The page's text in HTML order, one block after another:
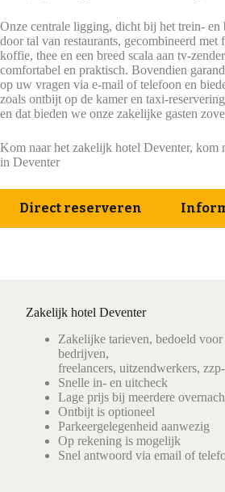
Onze centrale ligging, dicht bij het trein- en
door tal van restaurants, gecombineerd met
koffie, thee en een breed scala aan tv-
comfortabel en praktisch. Bovendien
op uw vragen via e-mail of telefoon en
zoals ontbijt op de kamer en taxi-
en dat bieden we onze zakelijke gasten
Kom naar het zakelijk hotel Deventer, kom
in Deventer
Direct reserveren
Zakelijk hotel Deventer
Zakelijke tarieven, bedoeld
bedrijven,
freelancers, uitzendwerkers,
Snelle in- en uitcheck
Lage prijs bij meerdere
Ontbijt is optioneel
Parkeergelegenheid aanwezig
Op rekening is mogelijk
Snel antwoord via email of